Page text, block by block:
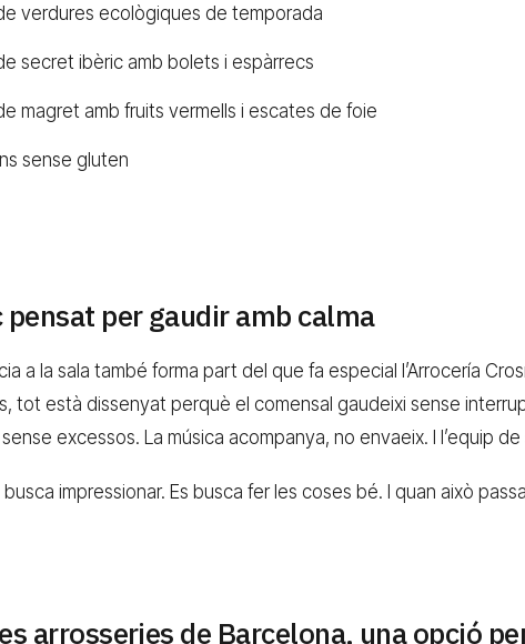
verdures ecològiques de temporada
secret ibèric amb bolets i espàrrecs
magret amb fruits vermells i escates de foie
sense gluten
pensat per gaudir amb calma
a la sala també forma part del que fa especial l’Arrocería
tot està dissenyat perquè el comensal gaudeixi sense
excessos. La música acompanya, no envaeix. I l’equip
impressionar. Es busca fer les coses bé. I quan això
arrosseries de Barcelona, una opció